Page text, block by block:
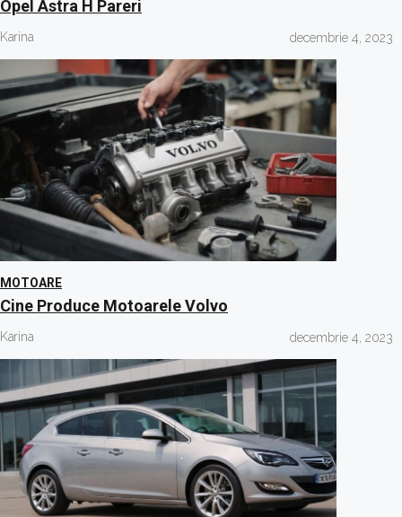
Opel Astra H Pareri
Karina decembrie 4, 2023
MOTOARE
Cine Produce Motoarele Volvo
Karina decembrie 4, 2023